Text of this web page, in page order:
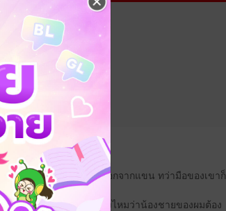
บาท
าท
บ้า พยายามปลดมือหนาออกจากแขน ทว่ามือของเขาก็
ายล่ะ พวกคุณเคยคิดบ้างไหมว่าน้องชายของผมต้อง